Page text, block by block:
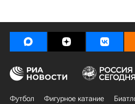
Футбол Фигурное катание